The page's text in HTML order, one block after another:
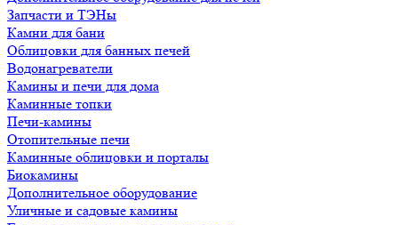
Запчасти и ТЭНы
Камни для бани
Облицовки для банных печей
Водонагреватели
Камины и печи для дома
Каминные топки
Печи-камины
Отопительные печи
Каминные облицовки и порталы
Биокамины
Дополнительное оборудование
Уличные и садовые камины